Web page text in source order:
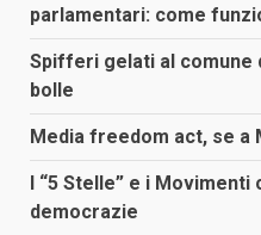
parlamentari: come
Spifferi gelati al comune
bolle
Media freedom act, se
I “5 Stelle” e i
democrazie